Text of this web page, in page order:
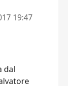
19:47
dal